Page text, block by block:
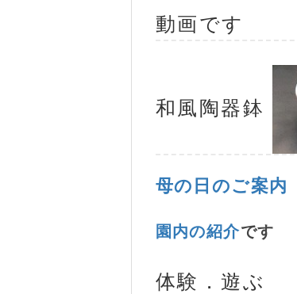
動画です
和風陶器鉢
母の日のご案内
園内の紹介です
体験．遊ぶ